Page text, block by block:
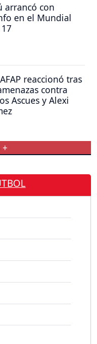
arrancó con
en el Mundial
reaccionó tras
contra
Ascues y Alexi
+